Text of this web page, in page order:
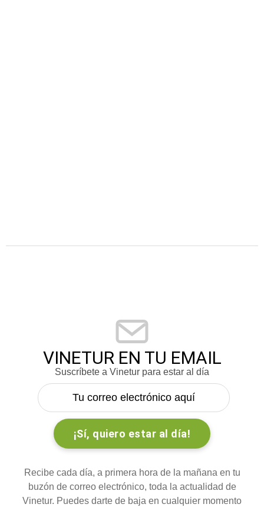
VINETUR EN TU EMAIL
Suscríbete a Vinetur para estar al día
Recibe cada día, a primera hora de la mañana en tu
buzón de correo electrónico, toda la actualidad de
Vinetur. Puedes darte de baja en cualquier momento